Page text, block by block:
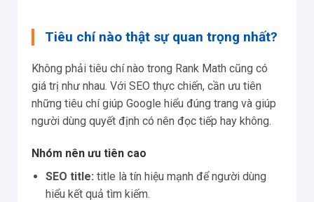
Tiêu chí nào thật sự quan trọng nhất?
Không phải tiêu chí nào trong Rank Math cũng có
giá trị như nhau. Với SEO thực chiến, cần ưu tiên
những tiêu chí giúp Google hiểu đúng trang và giúp
người dùng quyết định có nên đọc tiếp hay không.
Nhóm nên ưu tiên cao
SEO title: title là tín hiệu mạnh để người dùng
hiểu kết quả tìm kiếm.